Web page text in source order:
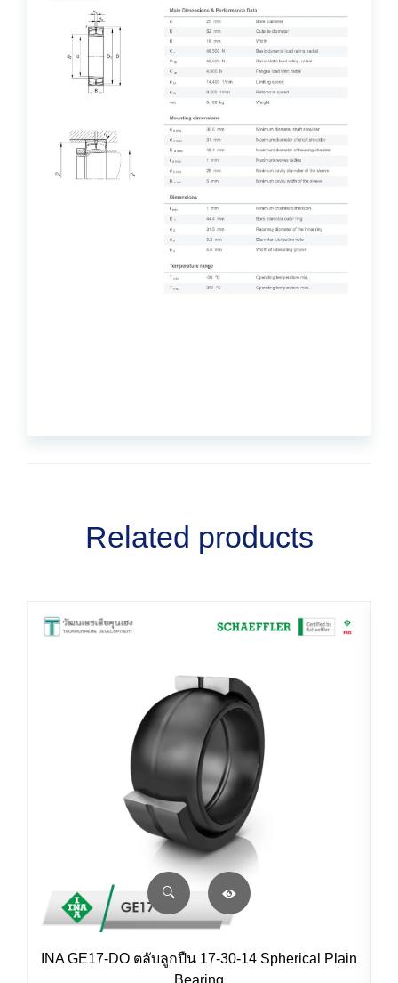
Related products
INA GE17-DO ตลับลูกปืน 17-30-14 Spherical Plain
Bearing